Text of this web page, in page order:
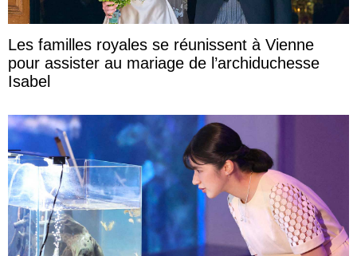
Les familles royales se réunissent à Vienne
pour assister au mariage de l’archiduchesse
Isabel